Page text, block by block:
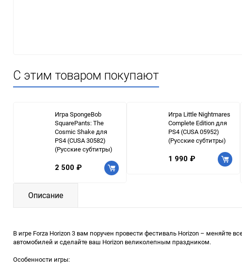
С этим товаром покупают
Игра SpongeBob
SquarePants: The
Cosmic Shake для
PS4 (CUSA 30582)
(Русские субтитры)
2 500 ₽
Игра Little Nightmares
Complete Edition для
PS4 (CUSA 05952)
(Русские субтитры)
1 990 ₽
Описание
В игре Forza Horizon 3 вам поручен провести фестиваль Horizon – меняйте
автомобилей и сделайте ваш Horizon великолепным праздником.
Особенности игры: